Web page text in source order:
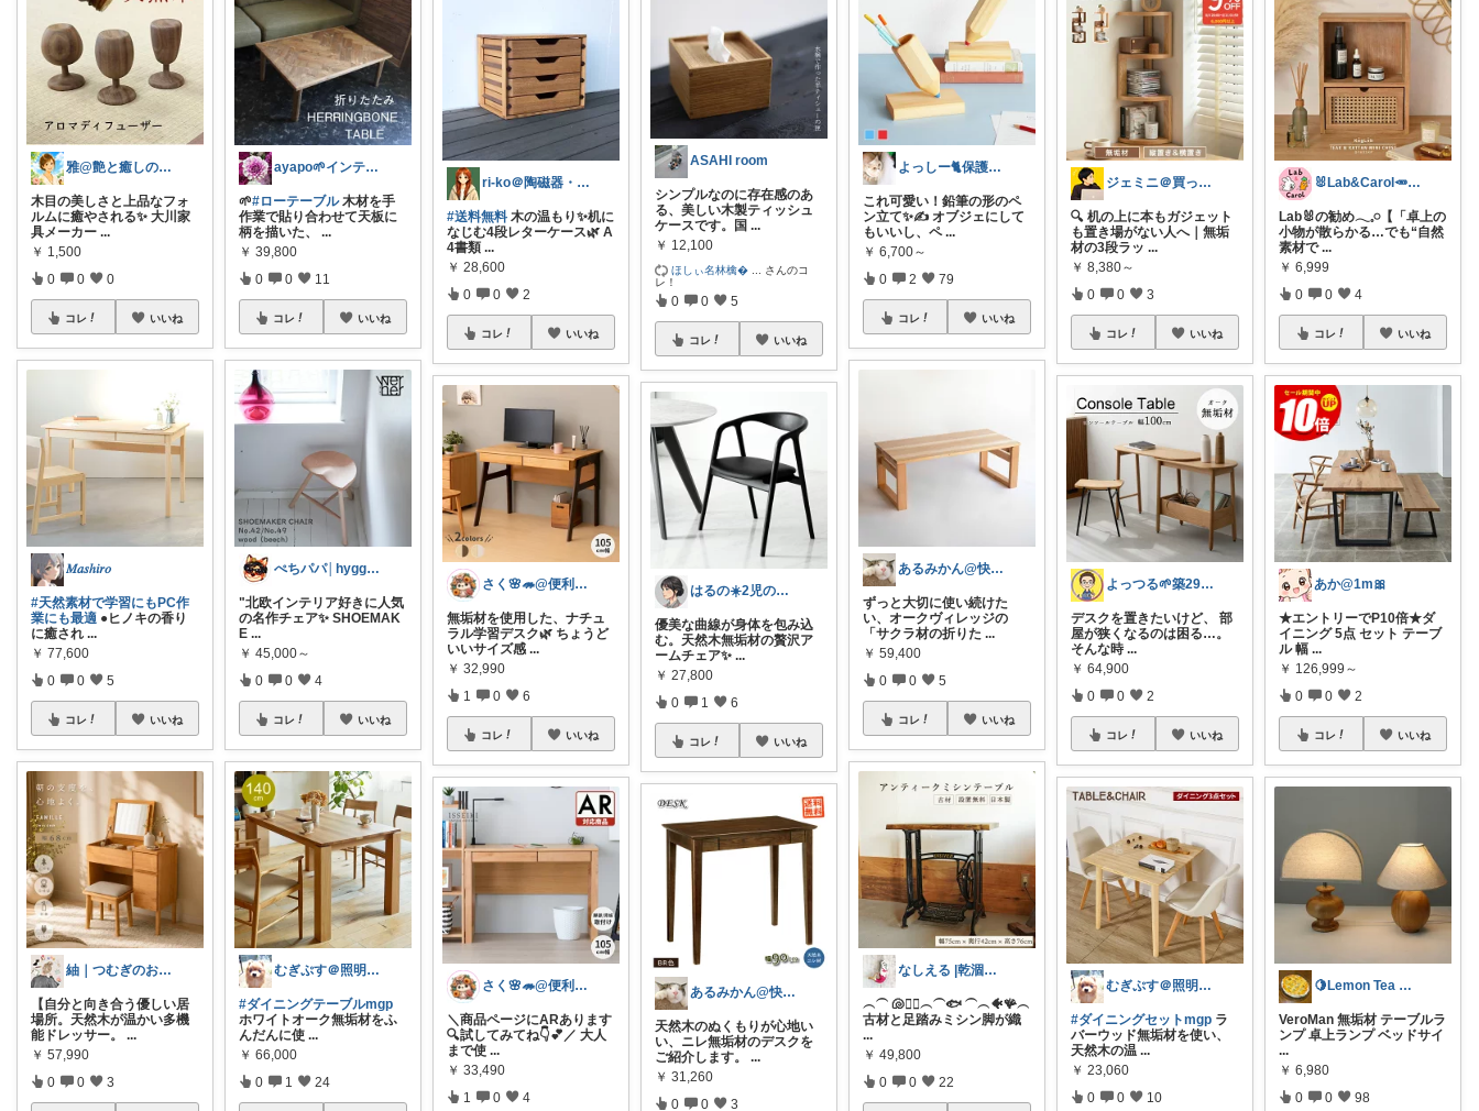
雅@艶と癒しの開運セカンドライフ
木目の美しさと上品なフォ
ルムに癒やされる✨ 大川家
具メーカー ...
￥ 1,500
0 0 0
コレ いいね
𝑀𝑎𝑠ℎ𝑖𝑟𝑜
#天然素材で学習にもPC作
業にも最適 ●ヒノキの香り
に癒され ...
￥ 77,600
0 0 5
コレ いいね
紬｜つむぎのおうち時間
【自分と向き合う優しい居
場所。天然木が温かい多機
能ドレッサー。
...
￥ 57,990
0 0 3
ayapo🌱インテリア&雑貨
🌱#ローテーブル木材を手
作業で貼り合わせて天板に
柄を描いた、
...
￥ 39,800
0 0 11
コレ いいね
ぺちパパ│hyggeな心意気を大切に🌿
"北欧インテリア好きに人気
の名作チェア✨️ SHOEMAK
E ...
￥ 45,000～
0 0 4
コレ いいね
むぎぷす＠照明とインテリアと北欧食器
#ダイニングテーブルmgp
ホワイトオーク無垢材をふ
んだんに使 ...
￥ 66,000
0 1 24
ri-ko＠陶磁器・インテリア雑貨好き
#送料無料 木の温もり✨机に
なじむ4段レターケース🌿 A
4書類 ...
￥ 28,600
0 0 2
コレ いいね
さく🌸🦔@便利でかわいいを探す旅
無垢材を使用した、ナチュ
ラル学習デスク🌿 ちょうど
いいサイズ感 ...
￥ 32,990
1 0 6
コレ いいね
さく🌸🦔@便利でかわいいを探す旅
＼商品ページにARあります
🔍️試してみてね👇️💕／ 大人
まで使 ...
￥ 33,490
1 0 4
ASAHI room
シンプルなのに存在感のあ
る、美しい木製ティッシュ
ケースです。国 ...
￥ 12,100
ほしぃ名林檎
さんのコ
レ！
0 0 5
コレ いいね
はるの☀️2児のママ𓂃◌𓈒𓐍
優美な曲線が身体を包み込
む。天然木無垢材の贅沢ア
ームチェア✨...
￥ 27,800
0 1 6
コレ いいね
あるみかん@快適な在宅ワーク＆デスク環境
天然木のぬくもりが心地い
い、ニレ無垢材のデスクを
ご紹介します。
...
￥ 31,260
0 0 3
よっしー🐈保護猫暮らし
これ可愛い！鉛筆の形のペ
ン立て✨✍ オブジェにして
もいいし、ペ ...
￥ 6,700～
0 2 79
コレ いいね
あるみかん@快適な在宅ワーク＆デスク環境
ずっと大切に使い続けた
い、オークヴィレッジの
「サクラ材の折りた ...
￥ 59,400
0 0 5
コレ いいね
なしえる |乾涸びたマーメイド
︵⏜ 🐚🧜‍♀️︵⏜🐟 ⏜︵🐠🪸︵
古材と足踏みミシン脚が織
...
￥ 49,800
0 0 22
ジェミニ＠買って後悔しないガジェット部屋
🔍 机の上に本もガジェット
も置き場がない人へ｜無垢
材の3段ラッ ...
￥ 8,380～
0 0 3
コレ いいね
よっつる🌱築29年オシャレ改造発信中！
デスクを置きたいけど、 部
屋が狭くなるのは困る…。
そんな時 ...
￥ 64,900
0 0 2
コレ いいね
むぎぷす＠照明とインテリアと北欧食器
#ダイニングセットmgp ラ
バーウッド無垢材を使い、
天然木の温 ...
￥ 23,060
0 0 10
🐰Lab&Carol🥕のｲﾝﾃﾘｱ
Lab🐰の勧め𓂃𓈒𓏸【「卓上の
小物が散らかる…でも“自然
素材で ...
￥ 6,999
0 0 4
コレ いいね
あか@1m🎀
★エントリーでP10倍★ダ
イニング 5点 セット テーブ
ル 幅 ...
￥ 126,999～
0 0 2
コレ いいね
🍋Lemon Tea インテリア☕️
VeroMan 無垢材 テーブルラ
ンプ 卓上ランプ ベッドサイ
...
￥ 6,980
0 0 98